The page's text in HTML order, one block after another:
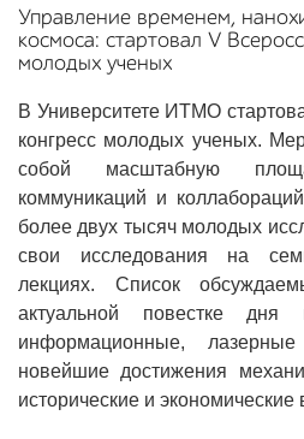
Управление временем,
космоса: стартовал V
молодых ученых
В Университете ИТМО
конгресс молодых ученых.
собой масштабную
коммуникаций и
более двух тысяч молодых
свои исследования на
лекциях. Список
актуальной повестке
информационные,
новейшие достижения
исторические и экономические